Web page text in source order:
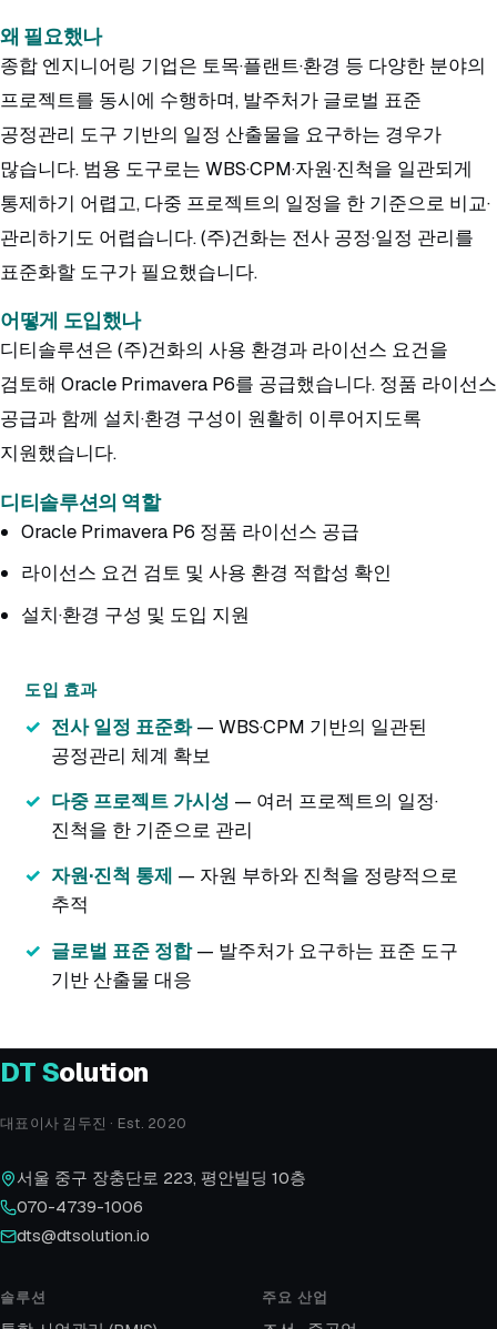
왜 필요했나
종합 엔지니어링 기업은 토목·플랜트·환경 등 다양한 분야의
프로젝트를 동시에 수행하며, 발주처가 글로벌 표준
공정관리 도구 기반의 일정 산출물을 요구하는 경우가
많습니다. 범용 도구로는 WBS·CPM·자원·진척을 일관되게
통제하기 어렵고, 다중 프로젝트의 일정을 한 기준으로 비교·
관리하기도 어렵습니다. (주)건화는 전사 공정·일정 관리를
표준화할 도구가 필요했습니다.
어떻게 도입했나
디티솔루션은 (주)건화의 사용 환경과 라이선스 요건을
검토해 Oracle Primavera P6를 공급했습니다. 정품 라이선스
공급과 함께 설치·환경 구성이 원활히 이루어지도록
지원했습니다.
디티솔루션의 역할
Oracle Primavera P6 정품 라이선스 공급
라이선스 요건 검토 및 사용 환경 적합성 확인
설치·환경 구성 및 도입 지원
도입 효과
전사 일정 표준화— WBS·CPM 기반의 일관된
공정관리 체계 확보
다중 프로젝트 가시성 — 여러 프로젝트의 일정·
진척을 한 기준으로 관리
자원·진척 통제 — 자원 부하와 진척을 정량적으로
추적
글로벌 표준 정합— 발주처가 요구하는 표준 도구
기반 산출물 대응
DTSolution
대표이사 김두진 · Est. 2020
서울 중구 장충단로 223, 평안빌딩 10층
070-4739-1006
dts@dtsolution.io
솔루션 주요 산업